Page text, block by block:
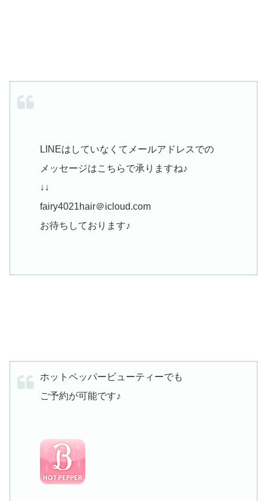
LINEはしていなくてメールアドレスでの
メッセージはこちらで承りますね♪
↓↓
fairy4021hair＠icloud.com
お待ちしております♪
ホットペッパービューティーでも
ご予約が可能です♪